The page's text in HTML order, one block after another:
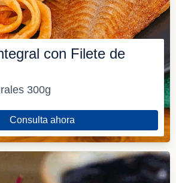
con Filete de
300g
Consulta ahora